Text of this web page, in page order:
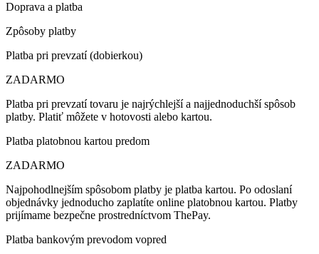
Doprava a platba
Zpôsoby platby
Platba pri prevzatí (dobierkou)
ZADARMO
Platba pri prevzatí tovaru je najrýchlejší a najjednoduchší spôsob
platby. Platiť môžete v hotovosti alebo kartou.
Platba platobnou kartou predom
ZADARMO
Najpohodlnejším spôsobom platby je platba kartou. Po odoslaní
objednávky jednoducho zaplatíte online platobnou kartou. Platby
prijímame bezpečne prostredníctvom ThePay.
Platba bankovým prevodom vopred